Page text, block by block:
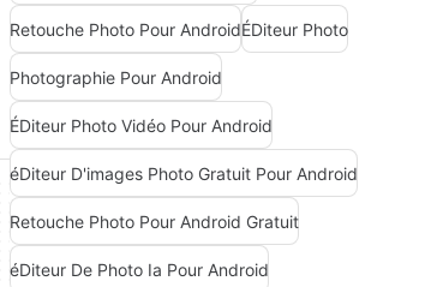
Retouche Photo Pour AndroidÉDiteur Photo
Photographie Pour Android
ÉDiteur Photo Vidéo Pour Android
éDiteur D'images Photo Gratuit Pour Android
Retouche Photo Pour Android Gratuit
éDiteur De Photo Ia Pour Android